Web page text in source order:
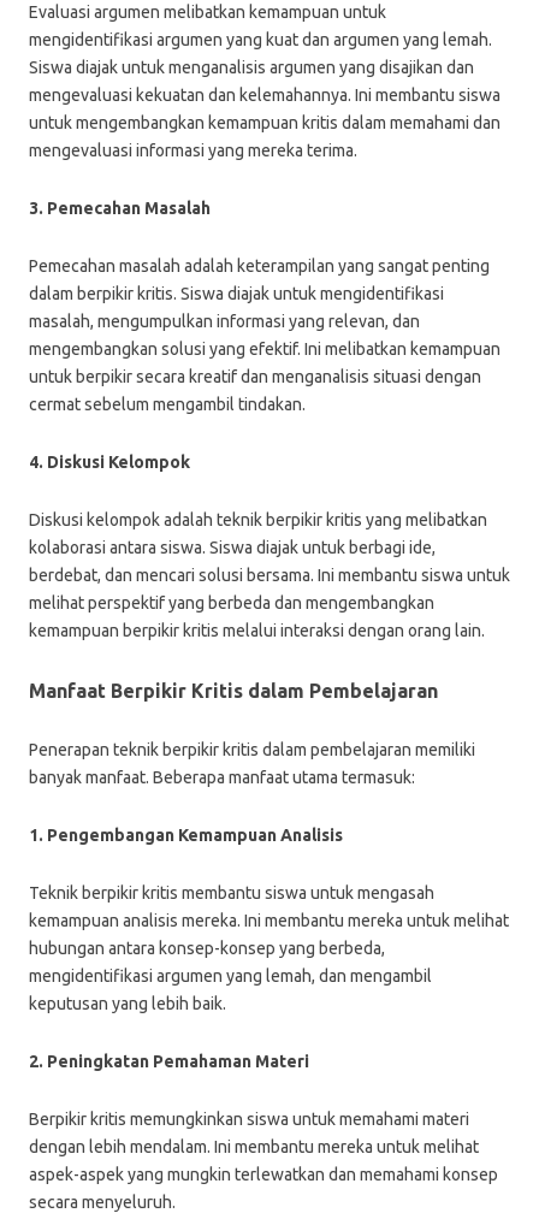
Evaluasi argumen melibatkan kemampuan untuk
mengidentifikasi argumen yang kuat dan argumen yang lemah.
Siswa diajak untuk menganalisis argumen yang disajikan dan
mengevaluasi kekuatan dan kelemahannya. Ini membantu siswa
untuk mengembangkan kemampuan kritis dalam memahami dan
mengevaluasi informasi yang mereka terima.
3. Pemecahan Masalah
Pemecahan masalah adalah keterampilan yang sangat penting
dalam berpikir kritis. Siswa diajak untuk mengidentifikasi
masalah, mengumpulkan informasi yang relevan, dan
mengembangkan solusi yang efektif. Ini melibatkan kemampuan
untuk berpikir secara kreatif dan menganalisis situasi dengan
cermat sebelum mengambil tindakan.
4. Diskusi Kelompok
Diskusi kelompok adalah teknik berpikir kritis yang melibatkan
kolaborasi antara siswa. Siswa diajak untuk berbagi ide,
berdebat, dan mencari solusi bersama. Ini membantu siswa untuk
melihat perspektif yang berbeda dan mengembangkan
kemampuan berpikir kritis melalui interaksi dengan orang lain.
Manfaat Berpikir Kritis dalam Pembelajaran
Penerapan teknik berpikir kritis dalam pembelajaran memiliki
banyak manfaat. Beberapa manfaat utama termasuk:
1. Pengembangan Kemampuan Analisis
Teknik berpikir kritis membantu siswa untuk mengasah
kemampuan analisis mereka. Ini membantu mereka untuk melihat
hubungan antara konsep-konsep yang berbeda,
mengidentifikasi argumen yang lemah, dan mengambil
keputusan yang lebih baik.
2. Peningkatan Pemahaman Materi
Berpikir kritis memungkinkan siswa untuk memahami materi
dengan lebih mendalam. Ini membantu mereka untuk melihat
aspek-aspek yang mungkin terlewatkan dan memahami konsep
secara menyeluruh.